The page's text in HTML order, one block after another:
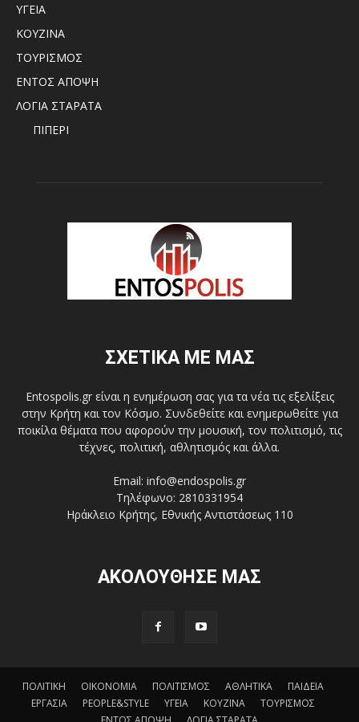
ΥΓΕΙΑ
ΚΟΥΖΙΝΑ
ΤΟΥΡΙΣΜΟΣ
ΕΝΤΟΣ ΑΠΟΨΗ
ΛΟΓΙΑ ΣΤΑΡΑΤΑ
ΠΙΠΕΡΙ
ΣΧΕΤΙΚΑ ΜΕ ΜΑΣ
Entospolis.gr είναι η ενημέρωση σας για τα νέα τις εξελίξεις
στην Κρήτη και τον Κόσμο. Συνδεθείτε και ενημερωθείτε για
ποικίλα θέματα που αφορούν την μουσική, τον πολιτισμό, τις
τέχνες, πολιτική, αθλητισμός και άλλα.
Email: info@endospolis.gr
Τηλέφωνο: 2810331954
Ηράκλειο Κρήτης, Εθνικής Αντιστάσεως 110
ΑΚΟΛΟΥΘΗΣΕ ΜΑΣ
ΠΟΛΙΤΙΚΗ ΟΙΚΟΝΟΜΙΑ ΠΟΛΙΤΙΣΜΟΣ ΑΘΛΗΤΙΚΑ
ΠΑΙΔΕΙΑ
ΕΡΓΑΣΙΑ
PEOPLE&STYLE ΥΓΕΙΑ ΚΟΥΖΙΝΑ
ΤΟΥΡΙΣΜΟΣ